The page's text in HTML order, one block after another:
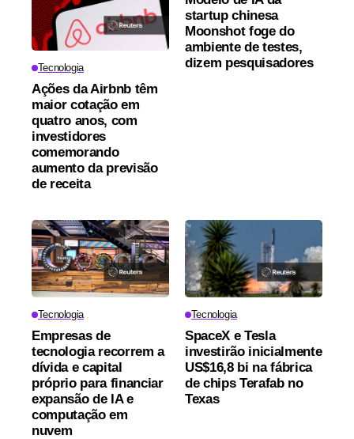
Tecnologia
Ações da Airbnb têm
maior cotação em
quatro anos, com
investidores
comemorando
aumento da previsão
de receita
startup chinesa
Moonshot foge do
ambiente de testes,
dizem pesquisadores
Tecnologia
Empresas de
tecnologia recorrem a
dívida e capital
próprio para financiar
expansão de IA e
computação em
nuvem
Tecnologia
SpaceX e Tesla
investirão inicialmente
US$16,8 bi na fábrica
de chips Terafab no
Texas